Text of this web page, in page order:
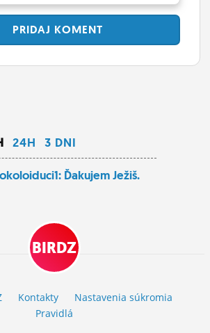
PRIDAJ KOMENT
24H 3 DNI
Ďakujem Ježiš.
BIRDZ
Kontakty
Nastavenia súkromia
Pravidlá